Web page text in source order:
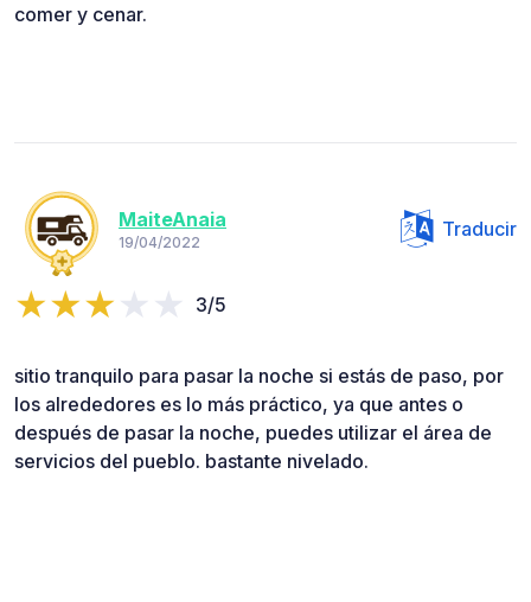
comer y cenar.
MaiteAnaia
19/04/2022
Traducir
3/5
sitio tranquilo para pasar la noche si estás de paso, por
los alrededores es lo más práctico, ya que antes o
después de pasar la noche, puedes utilizar el área de
servicios del pueblo. bastante nivelado.